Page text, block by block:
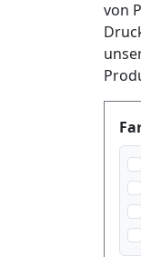
von